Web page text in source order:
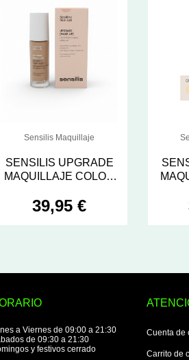
Sensilis Maquillaje
SENSILIS UPGRADE
MAQUILLAJE COLOR
39,95 €
a Viernes de 09:00 a 21:30
de 09:30 a 21:30
y festivos cerrado
Cuenta de
Carrito de